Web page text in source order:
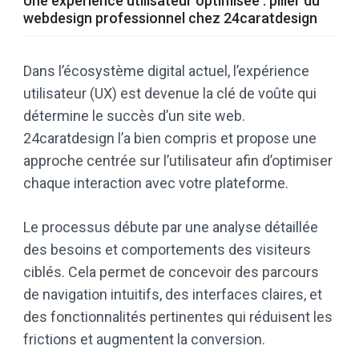
webdesign professionnel chez 24caratdesign
Dans l’écosystème digital actuel, l’expérience
utilisateur (UX) est devenue la clé de voûte qui
détermine le succès d’un site web.
24caratdesign l’a bien compris et propose une
approche centrée sur l’utilisateur afin d’optimiser
chaque interaction avec votre plateforme.
Le processus débute par une analyse détaillée
des besoins et comportements des visiteurs
ciblés. Cela permet de concevoir des parcours
de navigation intuitifs, des interfaces claires, et
des fonctionnalités pertinentes qui réduisent les
frictions et augmentent la conversion.